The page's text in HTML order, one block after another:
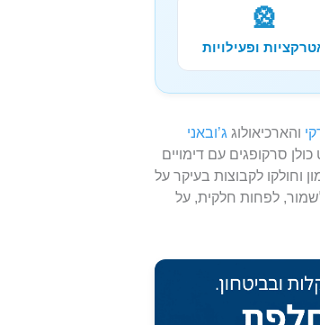
🎡
ופעילויות
והארכיאולוג ג’ובאני
סרקופגים עם דימויים
וחולקו לקבוצות בעיקר על
לשמור, לפחות חלקית, על